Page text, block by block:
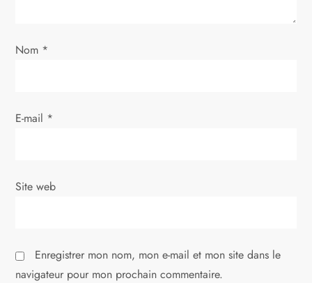
a
t
c
e
Nom *
E-mail *
Site web
Enregistrer mon nom, mon e-mail et mon site dans le
navigateur pour mon prochain commentaire.